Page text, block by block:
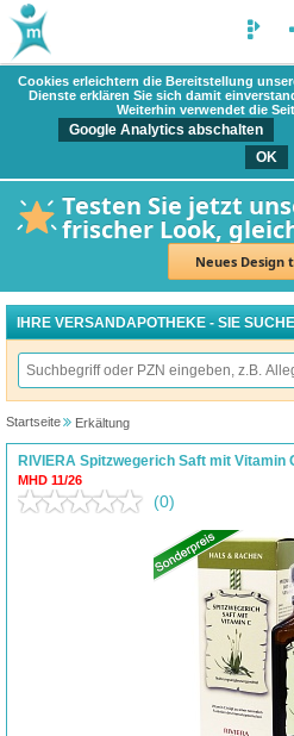
Cookies erleichtern die Bereitstellung
Dienste erklären Sie sich damit
Weiterhin verwendet die
Google Analytics abschalten
OK
Testen Sie jetzt
frischer Look,
Neues Design
IHRE VERSANDAPOTHEKE - SIE
Startseite Erkältung
RIVIERA Spitzwegerich Saft mit Vitamin
MHD 11/26
(0)